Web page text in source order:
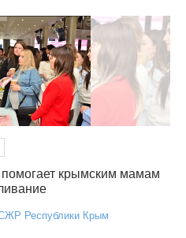
крымским мамам
Республики Крым